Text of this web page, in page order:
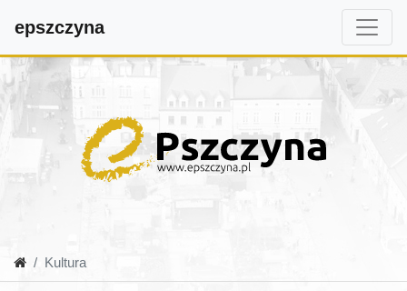
epszczyna
Kultura